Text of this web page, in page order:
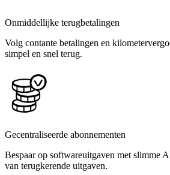
Onmiddellijke terugbetalingen
Volg contante betalingen en
simpel en snel terug.
Gecentraliseerde abonnementen
Bespaar op softwareuitgaven met slimme
van terugkerende uitgaven.